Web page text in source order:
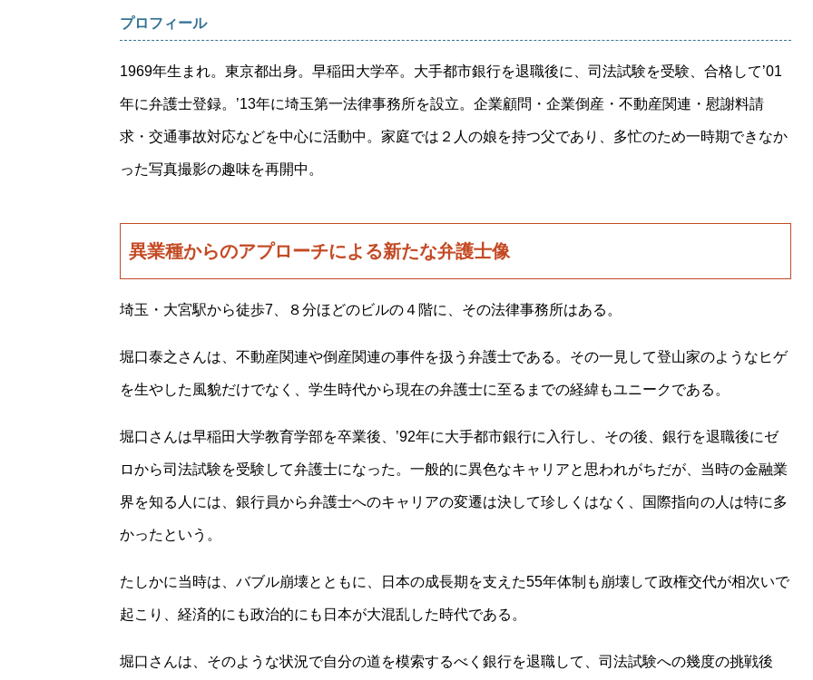
プロフィール
1969年生まれ。東京都出身。早稲田大学卒。大手都市銀行を退職後に、司法試験を受験、合格して’01
年に弁護士登録。 ’13年に埼玉第一法律事務所を設立。企業顧問・企業倒産・不動産関連・慰謝料請
求・交通事故対応などを中心に活動中。家庭では２人の娘を持つ父であり、多忙のため一時期できなか
った写真撮影の趣味を再開中。
異業種からのアプローチによる新たな弁護士像
埼玉・大宮駅から徒歩7 、８分ほどのビルの４階に、その法律事務所はある。
堀口泰之さんは、不動産関連や倒産関連の事件を扱う弁護士である。その一見して登山家のようなヒゲ
を生やした風貌だけでなく、学生時代から現在の弁護士に至るまでの経緯もユニークである。
堀口さんは早稲田大学教育学部を卒業後、 ’92年に大手都市銀行に入行し、その後、銀行を退職後にゼ
ロから司法試験を受験して弁護士になった。一般的に異色なキャリアと思われがちだが、当時の金融業
界を知る人には、銀行員から弁護士へのキャリアの変遷は決して珍しくはなく、国際指向の人は特に多
かったという。
たしかに当時は、バブル崩壊とともに、日本の成長期を支えた55年体制も崩壊して政権交代が相次いで
起こり、経済的にも政治的にも日本が大混乱した時代である。
堀口さんは、そのような状況で自分の道を模索するべく銀行を退職して、司法試験への幾度の挑戦後